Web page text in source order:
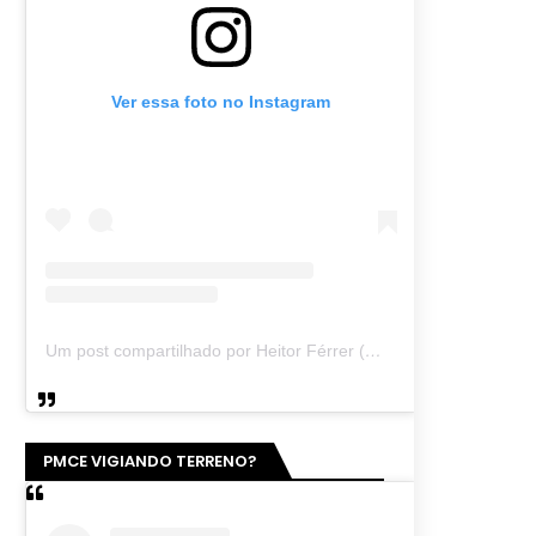
Ver essa foto no Instagram
Um post compartilhado por Heitor Férrer (@heitor_ferrer77)
PMCE VIGIANDO TERRENO?